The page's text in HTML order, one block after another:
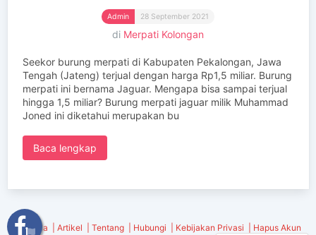
Admin 28 September 2021
di Merpati Kolongan
Seekor burung merpati di Kabupaten Pekalongan, Jawa
Tengah (Jateng) terjual dengan harga Rp1,5 miliar. Burung
merpati ini bernama Jaguar. Mengapa bisa sampai terjual
hingga 1,5 miliar? Burung merpati jaguar milik Muhammad
Joned ini diketahui merupakan bu
Baca lengkap
Beranda Artikel Tentang Hubungi Kebijakan Privasi
Hapus Akun